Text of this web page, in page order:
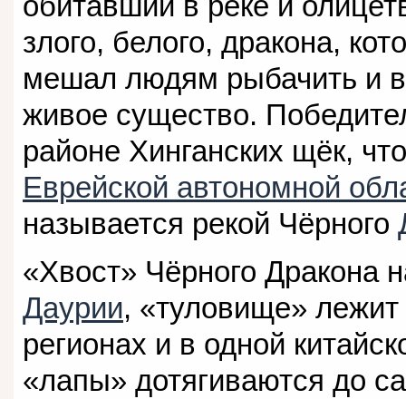
злого, белого, дракона,
мешал людям рыбачить и
живое существо.
районе Хинганских щёк,
Еврейской автономной
называется рекой Чёрного
«Хвост» Чёрного Дракона
Даурии, «туловище» лежит
регионах и в одной
«лапы» дотягиваются до